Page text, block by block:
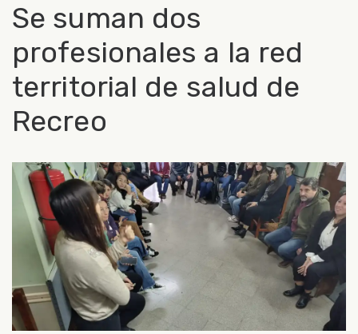
Se suman dos
profesionales a la red
territorial de salud de
Recreo